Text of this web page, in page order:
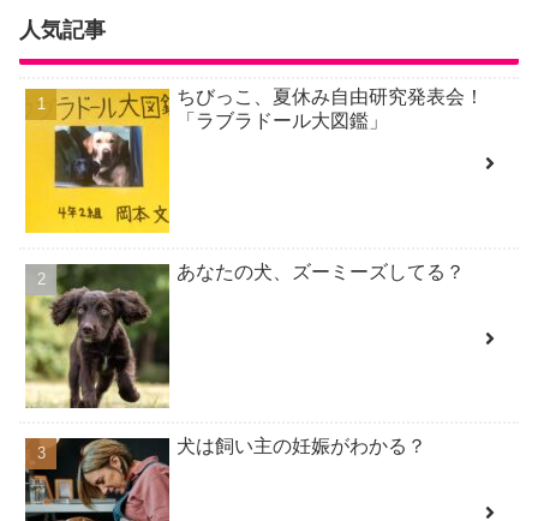
人気記事
ちびっこ、夏休み自由研究発表会！
「ラブラドール大図鑑」
あなたの犬、ズーミーズしてる？
犬は飼い主の妊娠がわかる？